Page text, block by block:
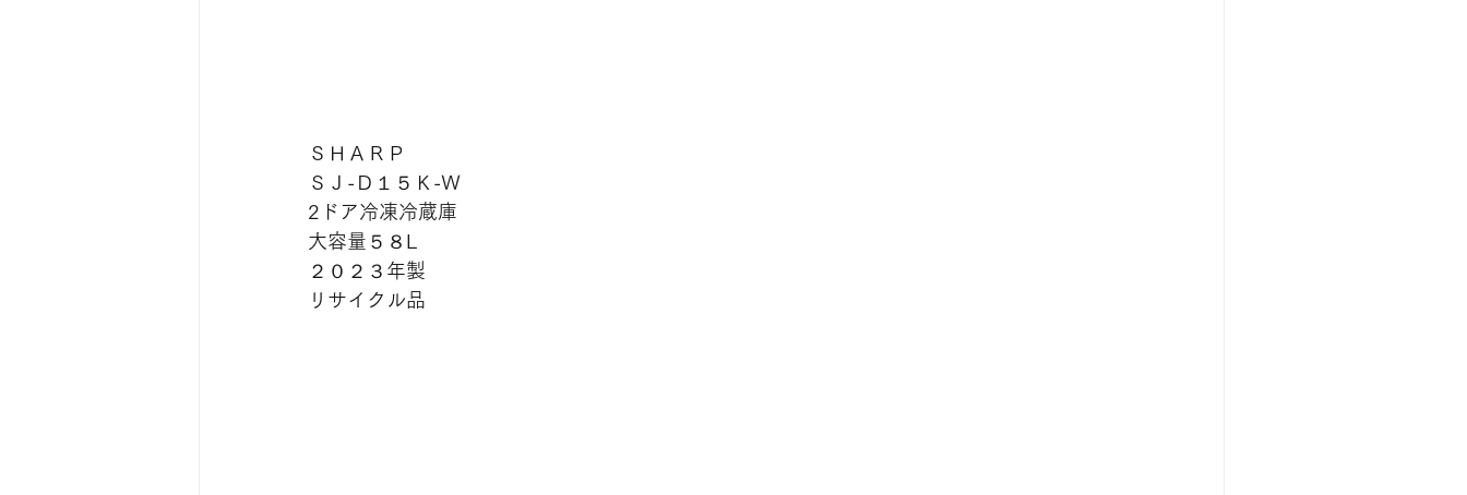
ＳＨＡＲＰ
ＳＪ-Ｄ１５Ｋ-Ｗ
2ドア冷凍冷蔵庫
大容量５８L
２０２３年製
リサイクル品